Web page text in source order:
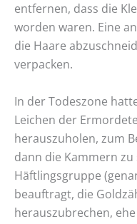
entfernen, dass die
worden waren. Eine
die Haare
verpacken.
In der Todeszone
Leichen der
herauszuholen, zum
dann die Kammern
Häftlingsgruppe
beauftragt, die
herauszubrechen,